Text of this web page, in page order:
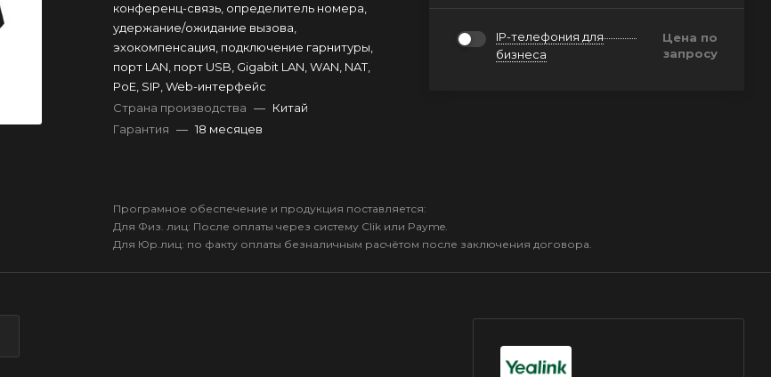
конференц-связь, определитель номера,
удержание/ожидание вызова,
эхокомпенсация, подключение гарнитуры,
порт LAN, порт USB, Gigabit LAN, WAN, NAT,
PoE, SIP, Web-интерфейс
Страна производства — Китай
Гарантия — 18 месяцев
IP-телефония для
бизнеса
Цена по
запросу
Програмное обеспечение и продукция поставляется:
Для Физ. лиц: После оплаты через систему Clik или Payme.
Для Юр.лиц: по факту оплаты безналичным расчётом после заключения договора.